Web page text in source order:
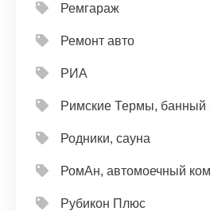
Ремгараж
Ремонт авто
РИА
Римские Термы, банный
Родники, сауна
РомАн, автомоечный
Рубикон Плюс